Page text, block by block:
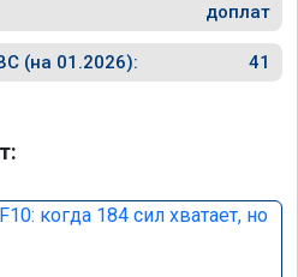
доплат
(на 01.2026): 41